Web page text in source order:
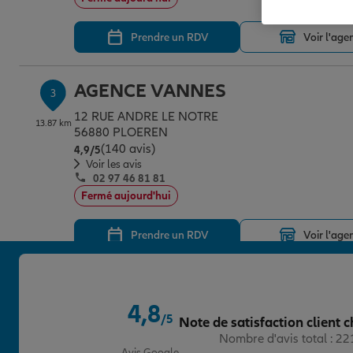
Prendre un RDV Voir
3
13.87 km
AGENCE VANNES
12 RUE ANDRE LE NOTRE
56880 PLOEREN
4,9/5Note de 4.9 sur 5
(140 avis)
Voir les avis
02 97 46 81 81
Fermé aujourd'hui
Prendre un RDV Voir
20 RUE GAY LUSSAC
56000 VANNES
Note de 4.9 sur 5
(166 avis)
4,8/5 Note de satisfaction client
Nombre d'avis total :